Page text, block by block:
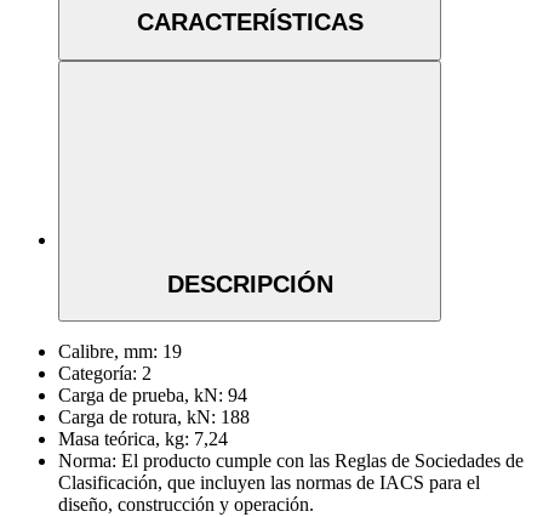
CARACTERÍSTICAS
DESCRIPCIÓN
Calibre, mm: 19
Categoría: 2
Carga de prueba, kN: 94
Carga de rotura, kN: 188
Masa teórica, kg: 7,24
Norma: El producto cumple con las Reglas de Sociedades de
Clasificación, que incluyen las normas de IACS para el
diseño, construcción y operación.